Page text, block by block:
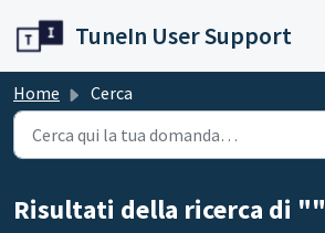
TuneIn User Support
Home Cerca
Risultati della ricerca di ""